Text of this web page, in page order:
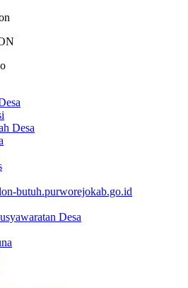
Desa
butuh.purworejokab.go.id
Desa